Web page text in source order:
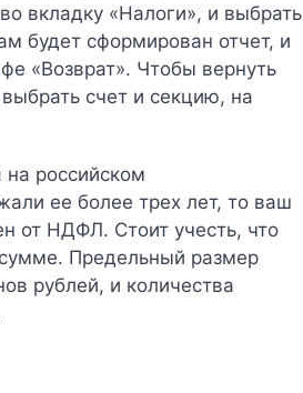
вкладку «Налоги», и выбрать
будет сформирован отчет, и
«Возврат». Чтобы вернуть
счет и секцию, на
российском
ее более трех лет, то ваш
от НДФЛ. Стоит учесть, что
Предельный размер
рублей, и количества